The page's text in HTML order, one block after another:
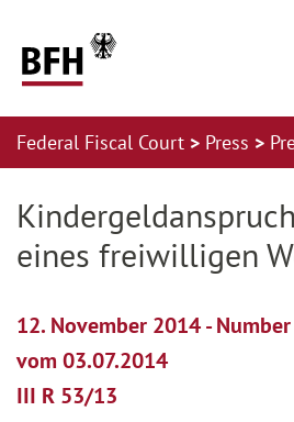
Federal Fiscal Court Press
eines freiwilligen
12. November 2014 -
vom 03.07.2014
III R 53/13